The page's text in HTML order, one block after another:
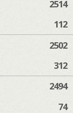
2514
112
2502
312
2494
74